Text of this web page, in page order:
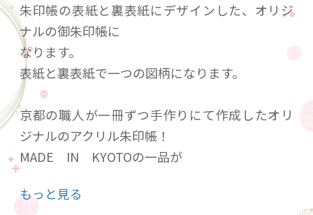
朱印帳の表紙と裏表紙にデザインした、オリジ
ナルの御朱印帳に
なります。
表紙と裏表紙で一つの図柄になります。
京都の職人が一冊ずつ手作りにて作成したオリ
ジナルのアクリル朱印帳！
MADE IN KYOTOの一品が
う。
もっと見る